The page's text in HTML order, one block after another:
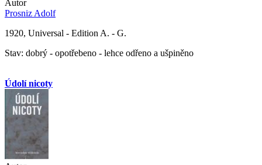
Autor
Prosniz Adolf
1920, Universal - Edition A. - G.
Stav: dobrý - opotřebeno - lehce odřeno a ušpiněno
Údolí nicoty